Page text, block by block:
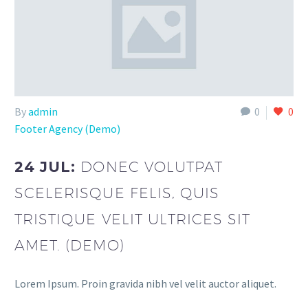
0 0
Byadmin
Footer Agency (Demo)
24 JUL: DONEC VOLUTPAT
SCELERISQUE FELIS, QUIS
TRISTIQUE VELIT ULTRICES SIT
AMET. (DEMO)
Lorem Ipsum. Proin gravida nibh vel velit auctor aliquet.